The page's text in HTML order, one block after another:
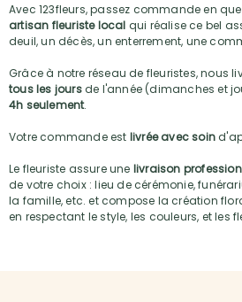
Avec 123fleurs, passez commande en
artisan fleuriste local qui réalise ce bel
deuil, un décès, un enterrement, une
Grâce à notre réseau de fleuristes, nous
tous les joursde l'année (dimanches et
4h seulement.
Votre commande est livrée avec soin
Le fleuriste assure une livraison
de votre choix : lieu de cérémonie,
la famille, etc. et compose la création
en respectant le style, les couleurs, et les